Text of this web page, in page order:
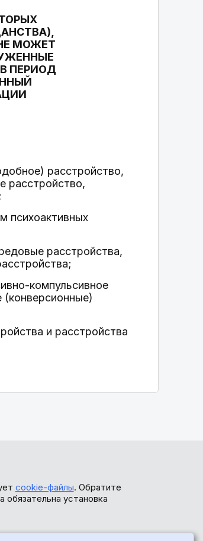
МОЖЕТ
ПЕРИОД
расстройство,
расстройство,
психоактивных
расстройства,
компульсивное
(конверсионные)
и расстройства
cookie-файлы. Обратите
установка